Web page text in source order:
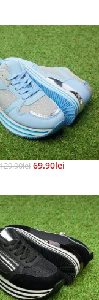
129.90Lei 69.90Lei